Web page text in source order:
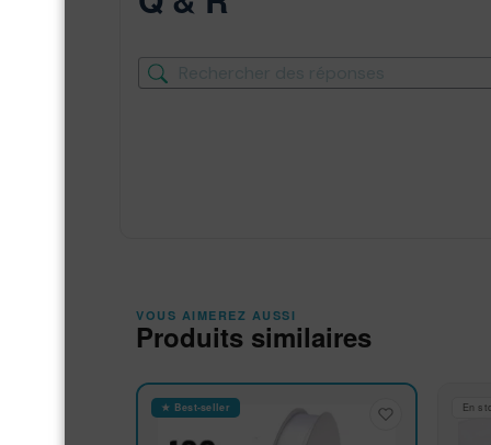
VOUS AIMEREZ AUSSI
Produits similaires
★ Best-seller En